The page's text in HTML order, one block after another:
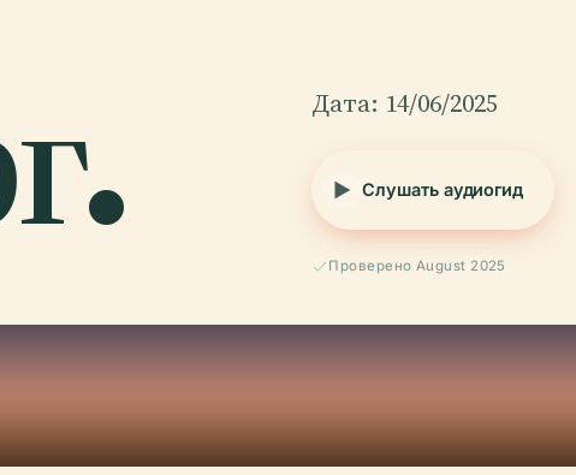
Дата: 14/06/2025
Слушать аудиогид
Проверено August 2025